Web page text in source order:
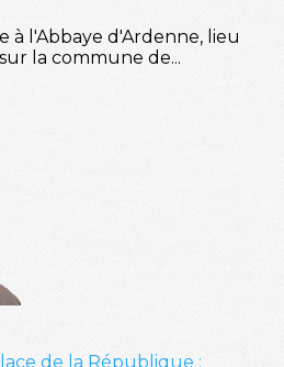
à l'Abbaye d'Ardenne, lieu
la commune de...